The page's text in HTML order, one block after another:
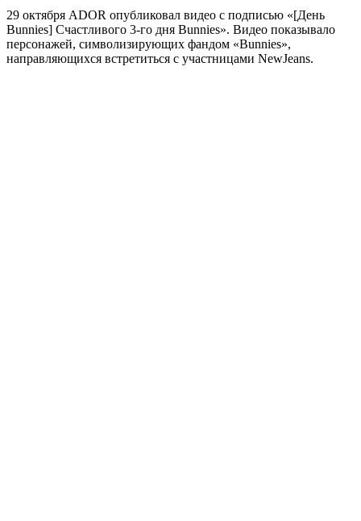
29 октября ADOR опубликовал видео с подписью «[День
Bunnies] Счастливого 3-го дня Bunnies». Видео показывало
персонажей, символизирующих фандом «Bunnies»,
направляющихся встретиться с участницами NewJeans.